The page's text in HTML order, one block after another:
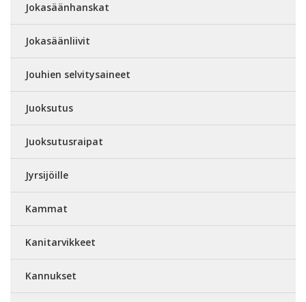
Jokasäänhanskat
Jokasäänliivit
Jouhien selvitysaineet
Juoksutus
Juoksutusraipat
Jyrsijöille
Kammat
Kanitarvikkeet
Kannukset